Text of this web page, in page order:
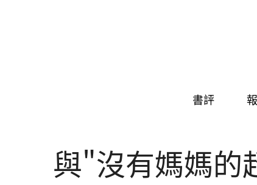
書評
與"沒有媽媽的